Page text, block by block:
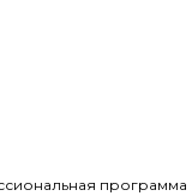
программа